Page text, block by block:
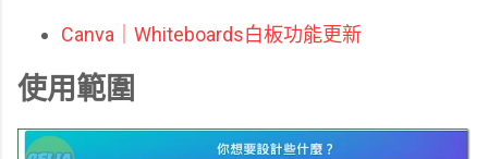
Canva｜Whiteboards白板功能更新
使用範圍